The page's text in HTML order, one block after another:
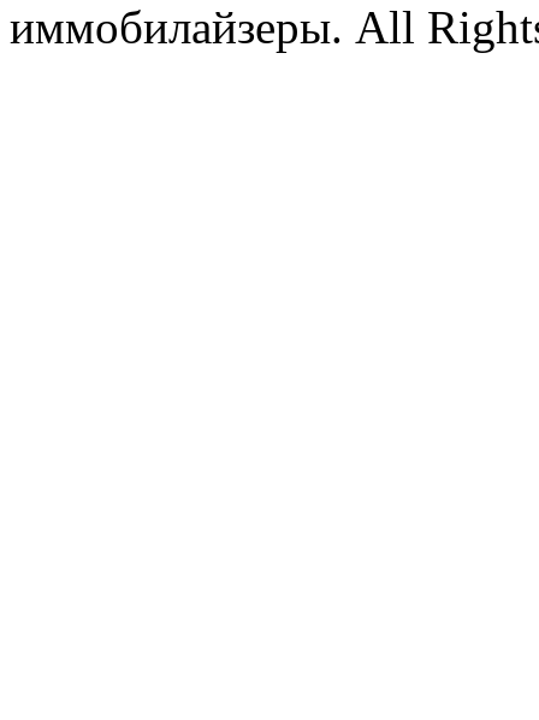
иммобилайзеры. All